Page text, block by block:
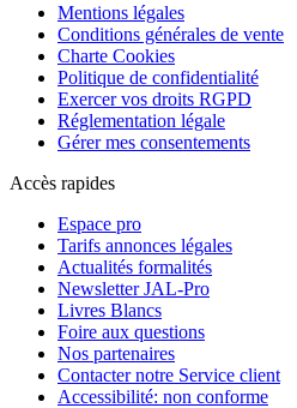
Mentions légales
Conditions générales de vente
Charte Cookies
Politique de confidentialité
Exercer vos droits RGPD
Réglementation légale
Gérer mes consentements
Accès rapides
Espace pro
Tarifs annonces légales
Actualités formalités
Newsletter JAL-Pro
Livres Blancs
Foire aux questions
Nos partenaires
Contacter notre Service client
Accessibilité: non conforme